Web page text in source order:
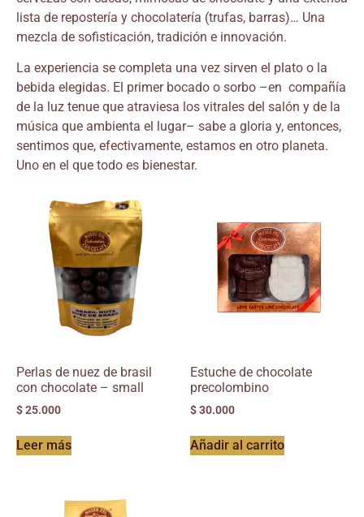
lista de repostería y chocolatería (trufas, barras)… Una
mezcla de sofisticación, tradición e innovación.
La experiencia se completa una vez sirven el plato o la
bebida elegidas. El primer bocado o sorbo –en compañía
de la luz tenue que atraviesa los vitrales del salón y de la
música que ambienta el lugar– sabe a gloria y, entonces,
sentimos que, efectivamente, estamos en otro planeta.
Uno en el que todo es bienestar.
Perlas de nuez de brasil
con chocolate – small
$25.000
Leer más
Estuche de chocolate
precolombino
$30.000
Añadir al carrito